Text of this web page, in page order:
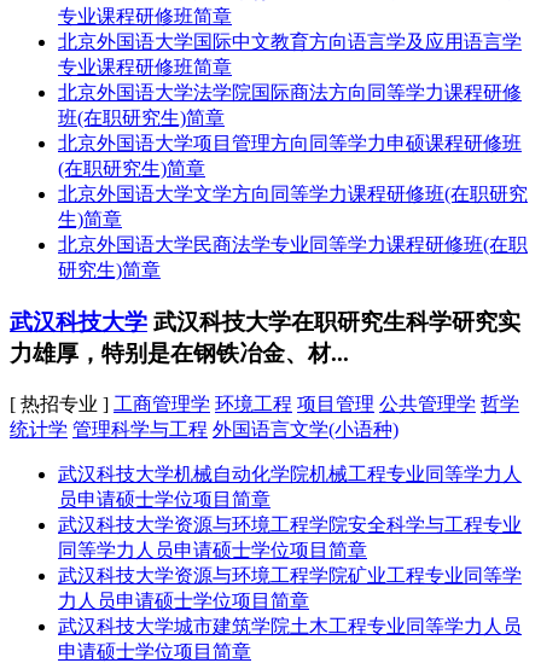
专业课程研修班简章
北京外国语大学国际中文教育方向语言学及应用语言学
专业课程研修班简章
北京外国语大学法学院国际商法方向同等学力课程研修
班(在职研究生)简章
北京外国语大学项目管理方向同等学力申硕课程研修班
(在职研究生)简章
北京外国语大学文学方向同等学力课程研修班(在职研究
生)简章
北京外国语大学民商法学专业同等学力课程研修班(在职
研究生)简章
武汉科技大学 武汉科技大学在职研究生科学研究实
力雄厚，特别是在钢铁冶金、材...
[ 热招专业 ] 工商管理学 环境工程 项目管理 公共管理学 哲学
统计学 管理科学与工程 外国语言文学(小语种)
武汉科技大学机械自动化学院机械工程专业同等学力人
员申请硕士学位项目简章
武汉科技大学资源与环境工程学院安全科学与工程专业
同等学力人员申请硕士学位项目简章
武汉科技大学资源与环境工程学院矿业工程专业同等学
力人员申请硕士学位项目简章
武汉科技大学城市建筑学院土木工程专业同等学力人员
申请硕士学位项目简章